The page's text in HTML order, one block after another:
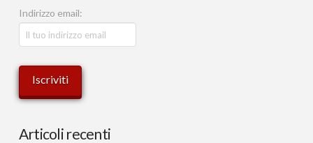
Indirizzo email:
Articoli recenti